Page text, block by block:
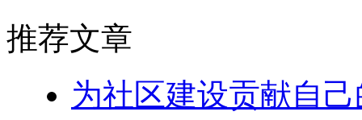
推荐文章
为社区建设贡献自